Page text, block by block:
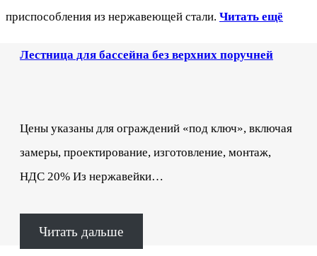
приспособления из нержавеющей стали. Читать ещё
Лестница для бассейна без верхних поручней
Цены указаны для ограждений «под ключ», включая
замеры, проектирование, изготовление, монтаж,
НДС 20% Из нержавейки…
Читать дальше